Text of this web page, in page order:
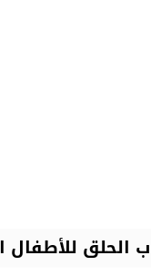
الحلق للأطفال